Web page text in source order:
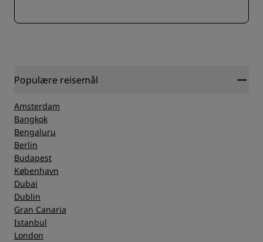
Populære reisemål
Amsterdam
Bangkok
Bengaluru
Berlin
Budapest
København
Dubai
Dublin
Gran Canaria
Istanbul
London